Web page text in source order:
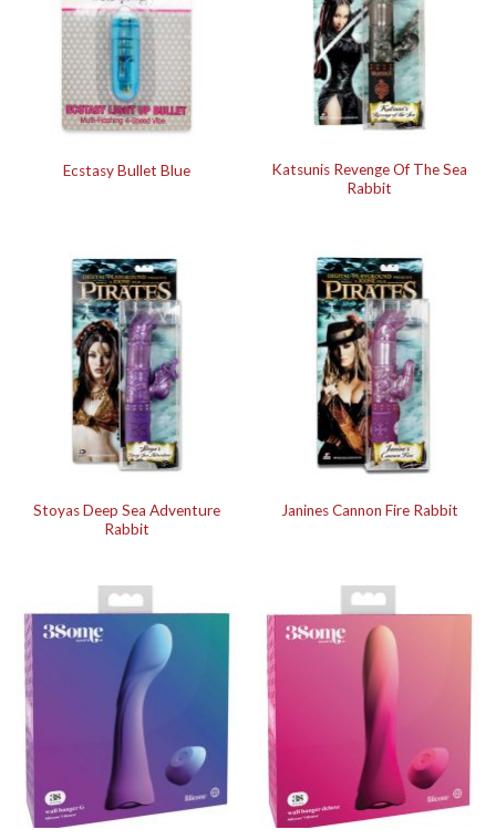
Ecstasy Bullet Blue
Katsunis Revenge Of The Sea
Rabbit
Stoyas Deep Sea Adventure
Rabbit
Janines Cannon Fire Rabbit